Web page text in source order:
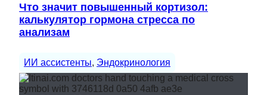
Что значит повышенный кортизол:
калькулятор гормона стресса по
анализам
ИИ ассистенты, Эндокринология